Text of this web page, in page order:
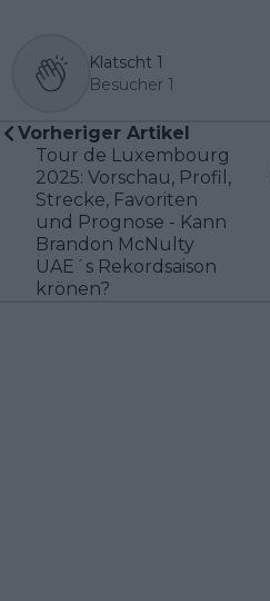
Klatscht 1
Besucher 1
Vorheriger Artikel
Tour de Luxembourg
2025: Vorschau, Profil,
Strecke, Favoriten
und Prognose - Kann
Brandon McNulty
UAE´s Rekordsaison
krönen?